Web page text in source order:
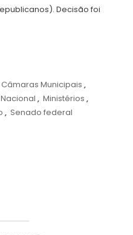
Decisão foi
Câmaras Municipais ,
, Ministérios ,
, Senado federal